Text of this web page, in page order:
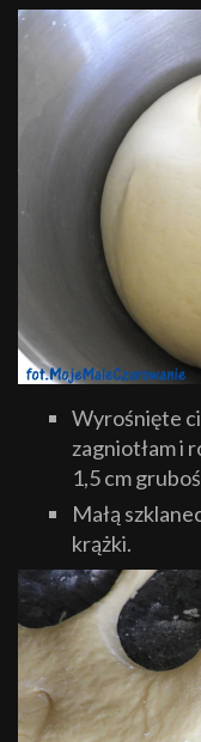
Wyrośnięte
zagniotłam i
1,5 cm
Małą
krążki.